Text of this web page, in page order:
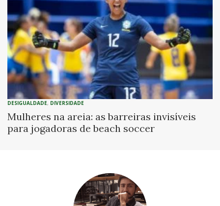
DESIGUALDADE, DIVERSIDADE
Mulheres na areia: as barreiras invisíveis
para jogadoras de beach soccer